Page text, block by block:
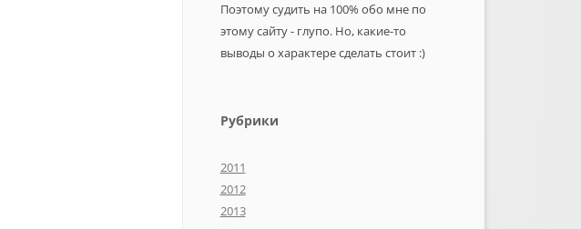
Поэтому судить на 100% обо мне по
этому сайту - глупо. Но, какие-то
выводы о характере сделать стоит :)
Рубрики
2011
2012
2013